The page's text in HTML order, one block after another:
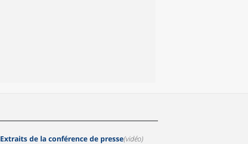
Extraits de la conférence de presse(vidéo)